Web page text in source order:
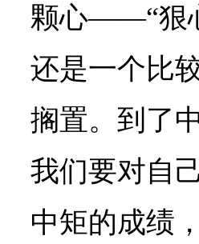
颗心——“狠
还是一个比
搁置。到了
我们要对自
中矩的成绩